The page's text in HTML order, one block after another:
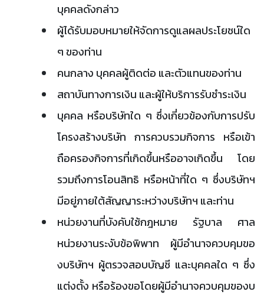
บุคคลดังกล่าว
ผู้ได้รับมอบหมายให้จัดการดูแลผลประโยชน์ใด
ๆ ของท่าน
คนกลาง บุคคลผู้ติดต่อ และตัวแทนของท่าน
สถาบันทางการเงิน และผู้ให้บริการรับชำระเงิน
บุคคล หรือบริษัทใด ๆ ซึ่งเกี่ยวข้องกับการปรับ
โครงสร้างบริษัท การควบรวมกิจการ หรือเข้า
ถือครองกิจการที่เกิดขึ้นหรืออาจเกิดขึ้น โดย
รวมถึงการโอนสิทธิ หรือหน้าที่ใด ๆ ซึ่งบริษัทฯ
มีอยู่ภายใต้สัญญาระหว่างบริษัทฯ และท่าน
หน่วยงานที่บังคับใช้กฎหมาย รัฐบาล ศาล
หน่วยงานระงับข้อพิพาท ผู้มีอำนาจควบคุมขอ
งบริษัทฯ ผู้ตรวจสอบบัญชี และบุคคลใด ๆ ซึ่ง
แต่งตั้ง หรือร้องขอโดยผู้มีอำนาจควบคุมของบ